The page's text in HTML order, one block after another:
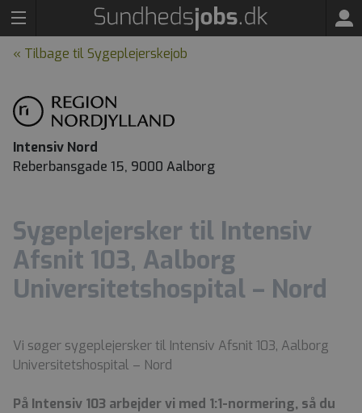
« Tilbage til Sygeplejerskejob
Intensiv Nord
Reberbansgade 15, 9000 Aalborg
Sygeplejersker til Intensiv
Afsnit 103, Aalborg
Universitetshospital – Nord
Vi søger sygeplejersker til Intensiv Afsnit 103, Aalborg
Universitetshospital – Nord
På Intensiv 103 arbejder vi med 1:1-normering, så du